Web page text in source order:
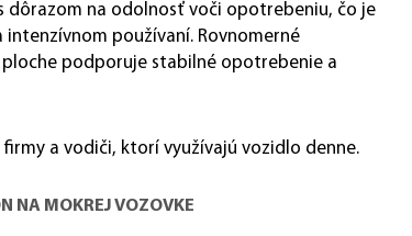
dôrazom na odolnosť voči opotrebeniu, čo je
používaní. Rovnomerné
podporuje stabilné opotrebenie a
a vodiči, ktorí využívajú vozidlo denne.
NA MOKREJ VOZOVKE